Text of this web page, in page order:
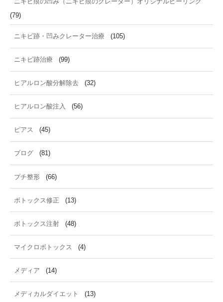
(79)
ニキビ跡・凹みクレーター治療 (105)
ニキビ跡治療 (99)
ヒアルロン酸分解除去 (32)
ヒアルロン酸注入 (56)
ピアス (45)
ブログ (81)
プチ整形 (66)
ボトックス修正 (13)
ボトックス注射 (48)
マイクロボトックス (4)
メディア (14)
メディカルダイエット (13)